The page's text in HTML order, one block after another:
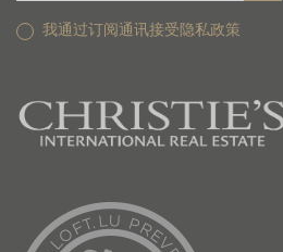
我通过订阅通讯接受隐私政策